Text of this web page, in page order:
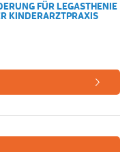
FÜR LEGASTHENIE
KINDERARZTPRAXIS